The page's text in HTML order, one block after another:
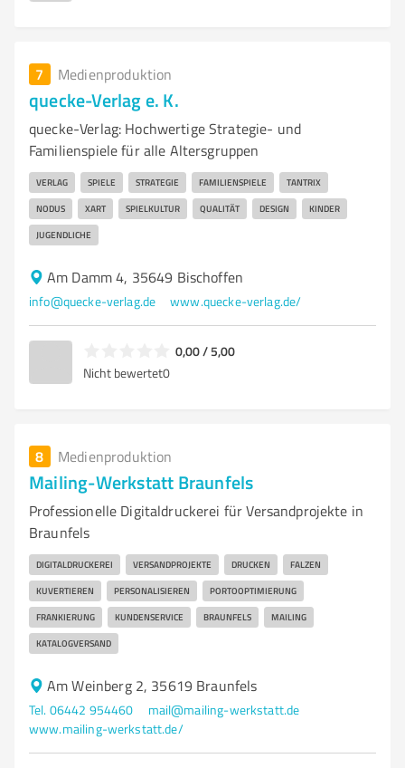
7 Medienproduktion
quecke-Verlag e. K.
quecke-Verlag: Hochwertige Strategie- und
Familienspiele für alle Altersgruppen
VERLAG SPIELE STRATEGIE FAMILIENSPIELE TANTRIX
NODUS XART SPIELKULTUR QUALITÄT DESIGN KINDER
JUGENDLICHE
Am Damm 4, 35649 Bischoffen
info@quecke-verlag.de www.quecke-verlag.de/
0,00 / 5,00
Nicht bewertet0
8 Medienproduktion
Mailing-Werkstatt Braunfels
Professionelle Digitaldruckerei für Versandprojekte in
Braunfels
DIGITALDRUCKEREI VERSANDPROJEKTE DRUCKEN FALZEN
KUVERTIEREN PERSONALISIEREN PORTOOPTIMIERUNG
FRANKIERUNG KUNDENSERVICE BRAUNFELS MAILING
KATALOGVERSAND
Am Weinberg 2, 35619 Braunfels
Tel. 06442 954460
mail@mailing-werkstatt.de
www.mailing-werkstatt.de/